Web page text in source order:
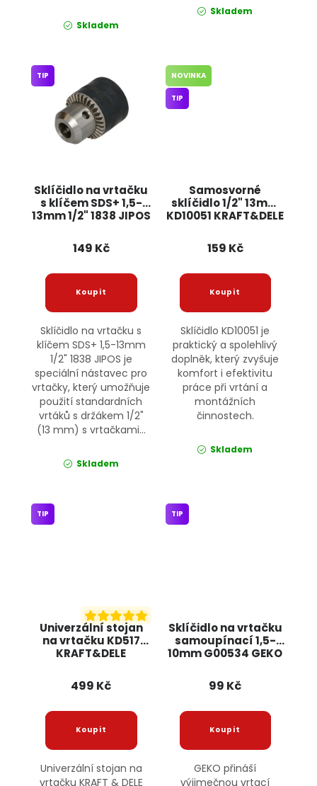
Skladem
Skladem
Sklíčidlo na vrtačku
s klíčem SDS+ 1,5-
13mm 1/2" 1838 JIPOS
TIP
149 Kč
Sklíčidlo na vrtačku s
klíčem SDS+ 1,5-13mm
1/2" 1838 JIPOS je
speciální nástavec pro
vrtačky, který umožňuje
použití standardních
vrtáků s držákem 1/2"
(13 mm) s vrtačkami...
Skladem
Samosvorné
sklíčidlo 1/2" 13mm
KD10051 KRAFT&DELE
NOVINKA
TIP
159 Kč
Sklíčidlo KD10051 je
praktický a spolehlivý
doplněk, který zvyšuje
komfort i efektivitu
práce při vrtání a
montážních
činnostech.
Skladem
Univerzální stojan
na vrtačku KD517
KRAFT&DELE
TIP
499 Kč
Univerzální stojan na
vrtačku KRAFT & DELE
Sklíčidlo na vrtačku
samoupínací 1,5-
10mm G00534 GEKO
TIP
99 Kč
GEKO přináší
výjimečnou vrtací